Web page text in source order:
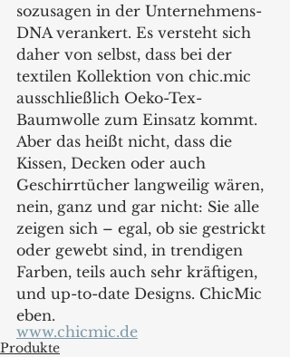
sozusagen in der Unternehmens-
DNA verankert. Es versteht sich
daher von selbst, dass bei der
textilen Kollektion von chic.mic
ausschließlich Oeko-Tex-
Baumwolle zum Einsatz kommt.
Aber das heißt nicht, dass die
Kissen, Decken oder auch
Geschirrtücher langweilig wären,
nein, ganz und gar nicht: Sie alle
zeigen sich – egal, ob sie gestrickt
oder gewebt sind, in trendigen
Farben, teils auch sehr kräftigen,
und up-to-date Designs. ChicMic
eben.
www.chicmic.de
Produkte